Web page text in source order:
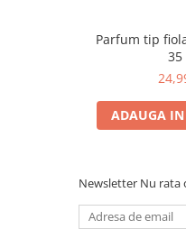
Parfum tip
35
ADAUGA IN
Newsletter Nu rata